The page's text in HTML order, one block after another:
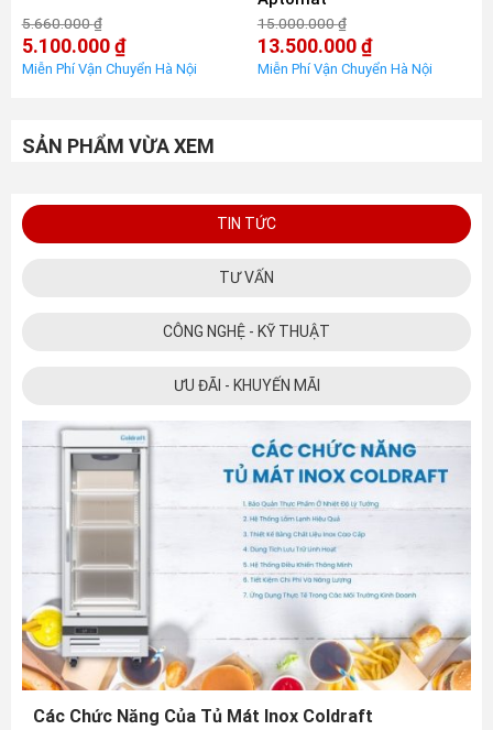
5.660.000₫
Giá
gốc
là:
5.100.000₫
Giá
15.000.000₫
Giá
gốc
là:
13.500.000₫
Giá
SẢN PHẨM VỪA XEM
TIN TỨC
TƯ VẤN
CÔNG NGHỆ - KỸ THUẬT
ƯU ĐÃI - KHUYẾN MÃI
Các Chức Năng Của Tủ Mát Inox Coldraft